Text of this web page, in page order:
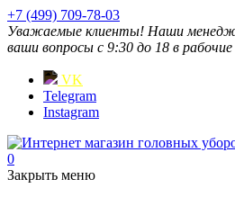
+7 (499) 709-78-03
Уважаемые клиенты! Наши
ваши вопросы с 9:30 до 18 в рабочие
VK
Telegram
Instagram
0
Закрыть меню